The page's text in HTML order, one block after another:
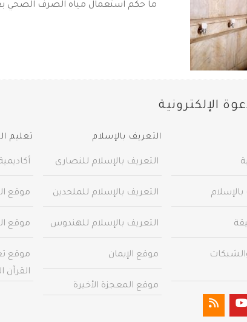
ما حكم استعمال مياه الصرف الصحي
الإلكترونية
التعريف بالإسلام
التعريف بالإسلام للنصارى
التعريف بالإسلام للملحدين
التعريف بالإسلام للهندوس
موقع الإيمان
موقع المعجزة الأخيرة
تعليم
موقع
موقع
موقع
القرآن